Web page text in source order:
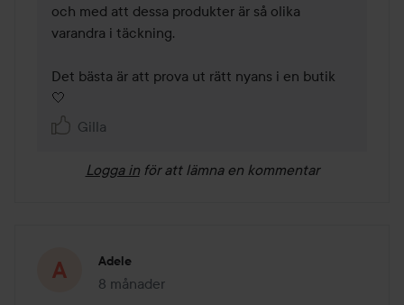
och med att dessa produkter är så olika
varandra i täckning.
Det bästa är att prova ut rätt nyans i en butik
🤍
Gilla
Logga in för att lämna en kommentar
Adele
8 månader
Inlägget skapades 8 månader